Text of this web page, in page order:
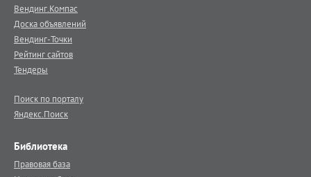
Вендинг.Компас
Доска объявлений
Вендинг-Точки
Рейтинг сайтов
Тендеры
Поиск по порталу
Яндекс.Поиск
Библиотека
Правовая база